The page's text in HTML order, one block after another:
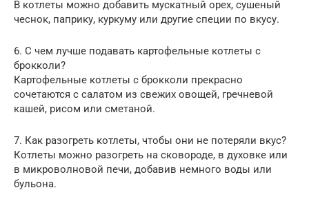
В котлеты можно добавить мускатный орех, сушеный
чеснок, паприку, куркуму или другие специи по вкусу.
6. С чем лучше подавать картофельные котлеты с
брокколи?
Картофельные котлеты с брокколи прекрасно
сочетаются с салатом из свежих овощей, гречневой
кашей, рисом или сметаной.
7. Как разогреть котлеты, чтобы они не потеряли вкус?
Котлеты можно разогреть на сковороде, в духовке или
в микроволновой печи, добавив немного воды или
бульона.